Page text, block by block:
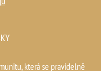
která se pravidelně